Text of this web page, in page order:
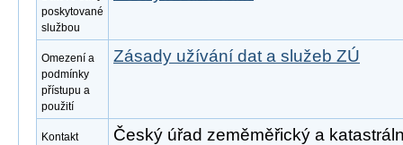
poskytované
službou
Omezení a
podmínky
přístupu a
použití
Zásady užívání dat a služeb ZÚ
Kontakt
Český úřad zeměměřický a